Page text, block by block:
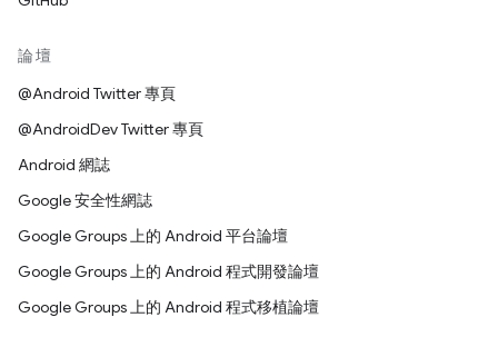
論壇
@Android Twitter 專頁
@AndroidDev Twitter 專頁
Android 網誌
Google 安全性網誌
Google Groups 上的 Android 平台論壇
Google Groups 上的 Android 程式開發論壇
Google Groups 上的 Android 程式移植論壇